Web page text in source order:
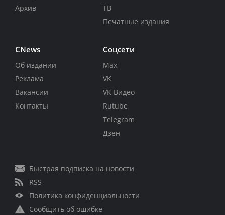
Архив
ТВ
Печатные издания
CNews
Об издании
Реклама
Вакансии
Контакты
Соцсети
Max
VK
VK Видео
Rutube
Telegram
Дзен
Быстрая подписка на новости
RSS
Политика конфиденциальности
Сообщить об ошибке